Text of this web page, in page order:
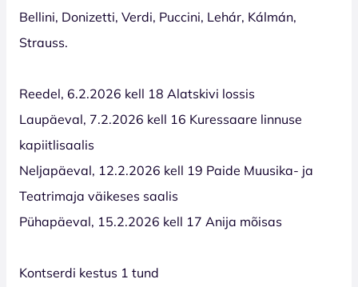
Bellini, Donizetti, Verdi, Puccini, Lehár, Kálmán,
Strauss.
Reedel, 6.2.2026 kell 18 Alatskivi lossis
Laupäeval, 7.2.2026 kell 16 Kuressaare linnuse
kapiitlisaalis
Neljapäeval, 12.2.2026 kell 19 Paide Muusika- ja
Teatrimaja väikeses saalis
Pühapäeval, 15.2.2026 kell 17 Anija mõisas
Kontserdi kestus 1 tund